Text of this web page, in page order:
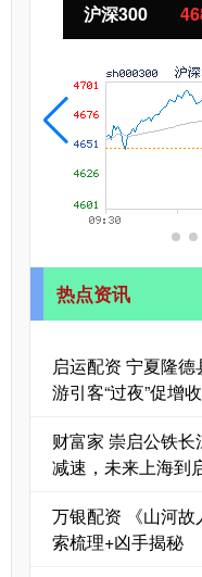
北证50
热点资讯
启运配资 宁夏隆德
游引客“过夜”促增收
财富家 崇启公铁
减速，未来上海到
万银配资 《山河
索梳理+凶手揭秘